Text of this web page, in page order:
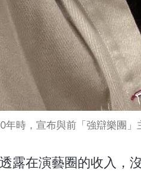
年時，宣布與前「強辯樂團
露在演藝圈的收入，